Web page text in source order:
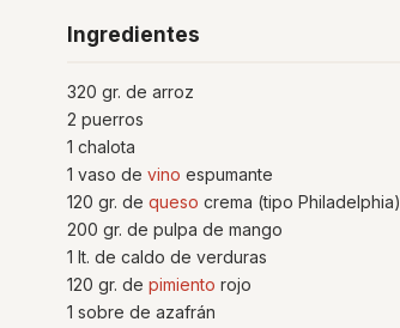
Ingredientes
320 gr. de arroz
2 puerros
1 chalota
1 vaso de vino espumante
120 gr. de queso crema (tipo Philadelphia)
200 gr. de pulpa de mango
1 lt. de caldo de verduras
120 gr. de pimiento rojo
1 sobre de azafrán